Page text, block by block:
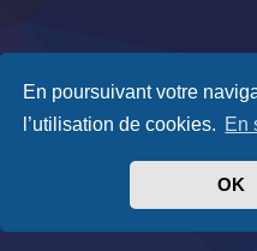
En poursuivant votre
l’utilisation de cookies. En
OK